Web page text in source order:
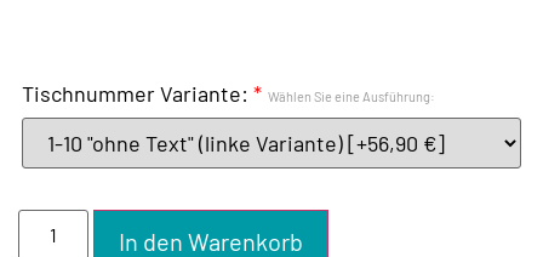
Tischnummer Variante: * Wählen Sie eine Ausführung:
In den Warenkorb